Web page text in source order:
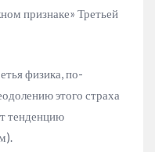
признаке» Третьей
физика, по-
этого страха
тенденцию